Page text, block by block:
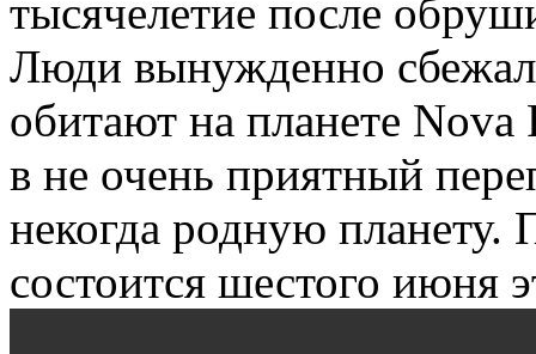
тысячелетие после
Люди вынужденно
обитают на планете
в не очень приятный
некогда родную
состоится шестого июня